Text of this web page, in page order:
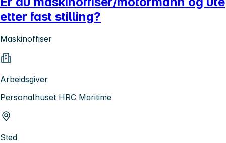
etter fast stilling?
Maskinoffiser
Arbeidsgiver
Personalhuset HRC Maritime
Sted